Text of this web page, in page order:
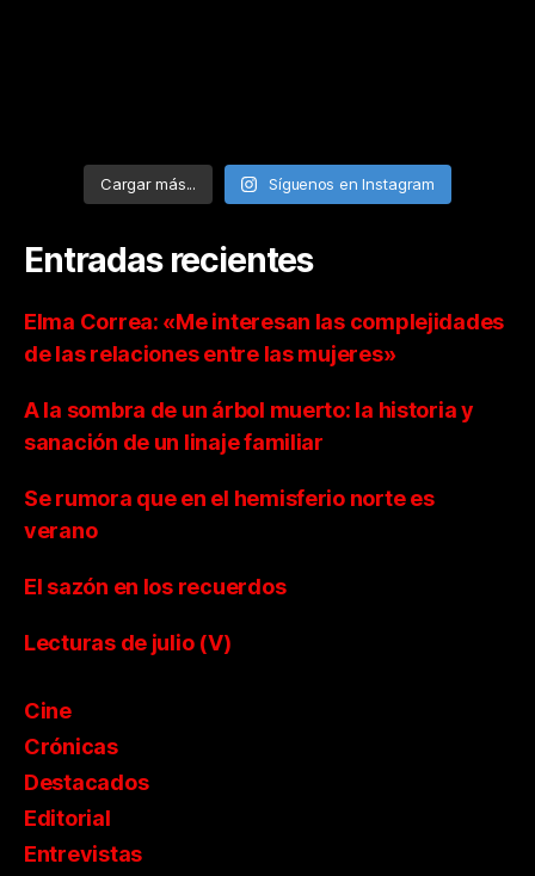
Cargar más... Síguenos en Instagram
Entradas recientes
Elma Correa: «Me interesan las complejidades
de las relaciones entre las mujeres»
A la sombra de un árbol muerto: la historia y
sanación de un linaje familiar
Se rumora que en el hemisferio norte es
verano
El sazón en los recuerdos
Lecturas de julio (V)
Cine
Crónicas
Destacados
Editorial
Entrevistas